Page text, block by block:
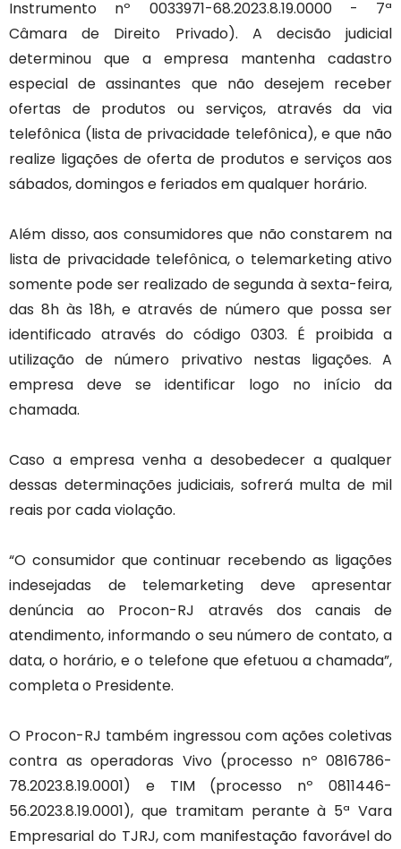
Instrumento nº 0033971-68.2023.8.19.0000 - 7ª
Câmara de Direito Privado). A decisão judicial
determinou que a empresa mantenha cadastro
especial de assinantes que não desejem receber
ofertas de produtos ou serviços, através da via
telefônica (lista de privacidade telefônica), e que não
realize ligações de oferta de produtos e serviços aos
sábados, domingos e feriados em qualquer horário.
Além disso, aos consumidores que não constarem na
lista de privacidade telefônica, o telemarketing ativo
somente pode ser realizado de segunda à sexta-feira,
das 8h às 18h, e através de número que possa ser
identificado através do código 0303. É proibida a
utilização de número privativo nestas ligações. A
empresa deve se identificar logo no início da
chamada.
Caso a empresa venha a desobedecer a qualquer
dessas determinações judiciais, sofrerá multa de mil
reais por cada violação.
“O consumidor que continuar recebendo as ligações
indesejadas de telemarketing deve apresentar
denúncia ao Procon-RJ através dos canais de
atendimento, informando o seu número de contato, a
data, o horário, e o telefone que efetuou a chamada”,
completa o Presidente.
O Procon-RJ também ingressou com ações coletivas
contra as operadoras Vivo (processo nº 0816786-
78.2023.8.19.0001) e TIM (processo nº 0811446-
56.2023.8.19.0001), que tramitam perante à 5ª Vara
Empresarial do TJRJ, com manifestação favorável do